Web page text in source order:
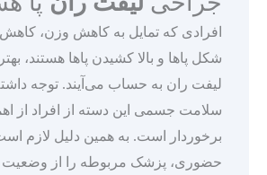
افرادی که تمایل به کاهش وزن، کاهش
شکل پاها و بالا کشیدن پاها هستند،
لیفت ران به حساب می‌آیند. توجه
سلامت جسمی این دسته از افراد از
برخوردار است. به همین دلیل لازم
حضوری، پزشک مربوطه را از